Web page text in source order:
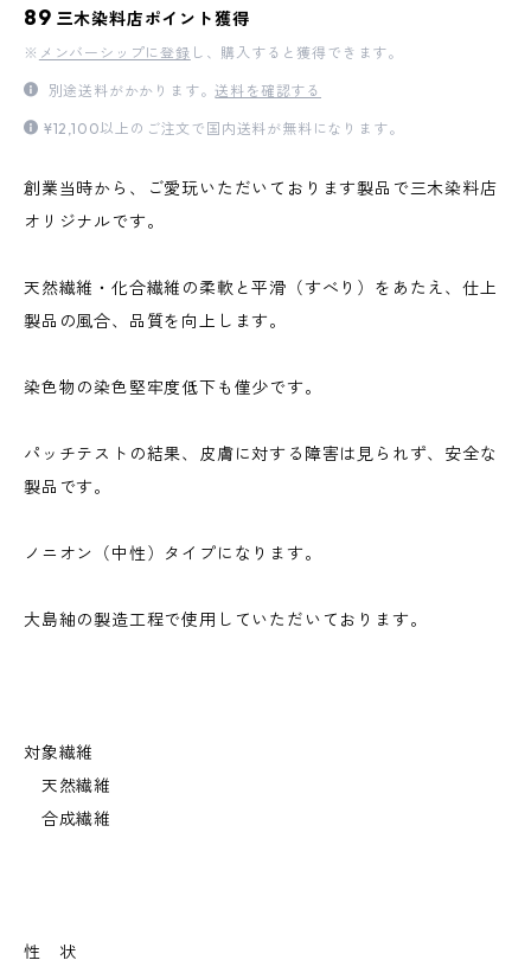
89 三木染料店ポイント獲得
※ メンバーシップに登録 し、購入すると獲得できます。
別途送料がかかります。送料を確認する
¥12,100以上のご注文で国内送料が無料になります。
創業当時から、ご愛玩いただいております製品で三木染料店
オリジナルです。
天然繊維・化合繊維の柔軟と平滑（すべり）をあたえ、仕上
製品の風合、品質を向上します。
染色物の染色堅牢度低下も僅少です。
パッチテストの結果、皮膚に対する障害は見られず、安全な
製品です。
ノニオン（中性）タイプになります。
大島紬の製造工程で使用していただいております。
対象繊維
天然繊維
合成繊維
性 状